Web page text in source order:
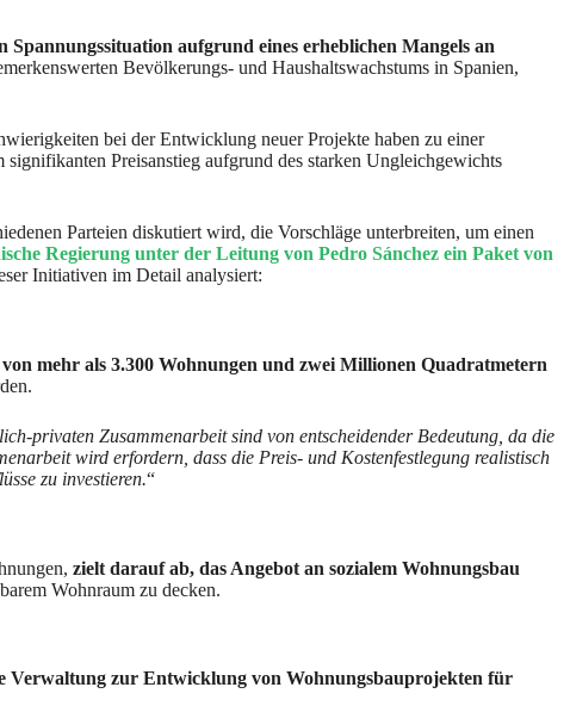
Spannungssituation aufgrund eines erheblichen Mangels an
Bevölkerungs- und Haushaltswachstums in Spanien,
bei der Entwicklung neuer Projekte haben zu einer
Preisanstieg aufgrund des starken Ungleichgewichts
Parteien diskutiert wird, die Vorschläge unterbreiten, um einen
Regierung unter der Leitung von Pedro Sánchez ein Paket von
Initiativen im Detail analysiert:
mehr als 3.300 Wohnungen und zwei Millionen Quadratmetern
privaten Zusammenarbeit sind von entscheidender Bedeutung, da die
wird erfordern, dass die Preis- und Kostenfestlegung realistisch
zu investieren.“
zielt darauf ab, das Angebot an sozialem Wohnungsbau
Wohnraum zu decken.
Verwaltung zur Entwicklung von Wohnungsbauprojekten für